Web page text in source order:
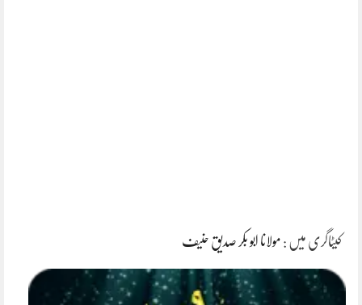
کیٹاگری میں : مولانا ابو بکر صدیق حنیف